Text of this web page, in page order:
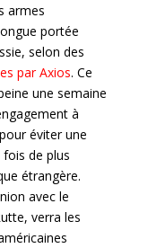
armes
portée
selon des
par Axios. Ce
une semaine
à
éviter une
de plus
étrangère.
avec le
verra les